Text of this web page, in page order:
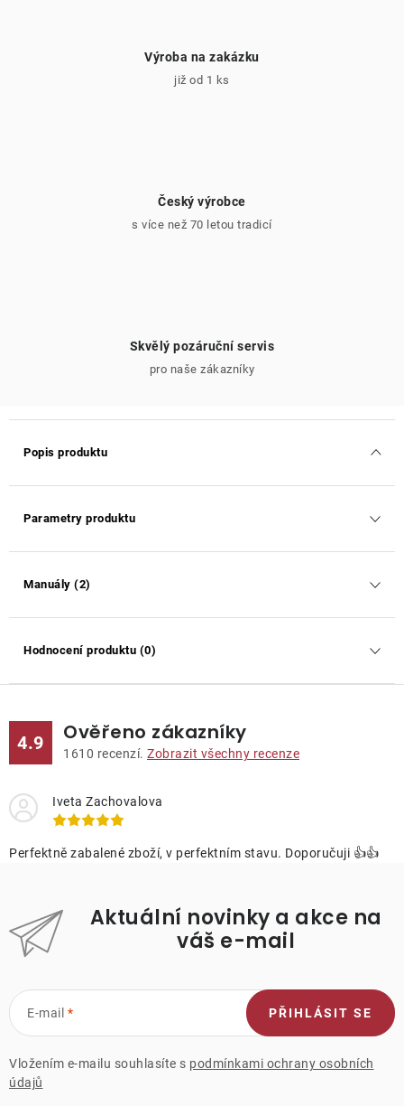
Výroba na zakázku
již od 1 ks
Český výrobce
s více než 70 letou tradicí
Skvělý pozáruční servis
pro naše zákazníky
Popis produktu
Parametry produktu
Manuály (2)
Hodnocení produktu (0)
4.9 Ověřeno zákazníky
1610 recenzí. Zobrazit všechny recenze
Iveta Zachovalova
Perfektně zabalené zboží, v perfektním stavu. Doporučuji 👍👍
Aktuální novinky a akce na
váš e-mail
E-mail
Vložením e-mailu souhlasíte s podmínkami ochrany osobních
údajů
PŘIHLÁSIT SE